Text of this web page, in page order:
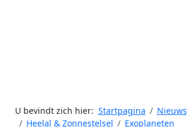
U bevindt zich hier: Startpagina
Nieuws
Heelal & Zonnestelsel
Exoplaneten